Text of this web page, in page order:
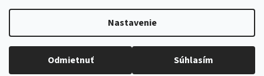
Nastavenie
Odmietnuť Súhlasím
Robíme všetko pre to, aby sme vaše objednávky doručili
čo najskôr. Ospravedlňujeme sa za prípadné oneskorenie
Vytvoril Shoptet
Copyright 2026Luana e-shop . Všetky práva vyhradené.